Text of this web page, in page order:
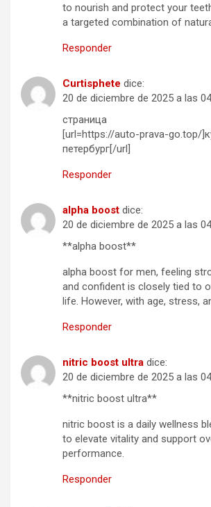
to nourish and protect your
a targeted combination of
Responder
Curtisphete dice:
20 de diciembre de 2025 a las
страница
[url=https://auto-prava-go.top/
петербург[/url]
Responder
alpha boost dice:
20 de diciembre de 2025 a las
**alpha boost**
alpha boost for men, feeling
and confident is closely tied to
life. However, with age, stress,
Responder
nitric boost ultra dice:
20 de diciembre de 2025 a las
**nitric boost ultra**
nitric boost is a daily wellness
to elevate vitality and support
performance.
Responder